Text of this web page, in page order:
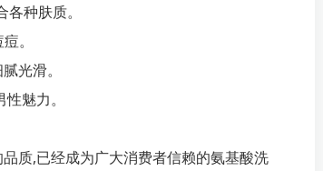
种肤质。
。
光滑。
魅力。
质,已经成为广大消费者信赖的氨基酸洗